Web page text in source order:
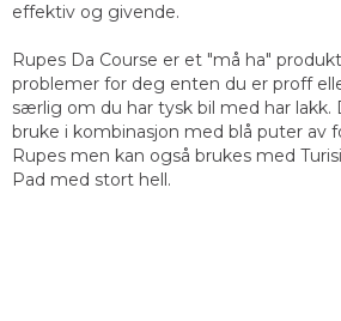
effektiv og givende.
Rupes Da Course er et "må ha"
problemer for deg enten du er proff
særlig om du har tysk bil med har lakk.
bruke i kombinasjon med blå puter av
Rupes men kan også brukes med
Pad med stort hell.